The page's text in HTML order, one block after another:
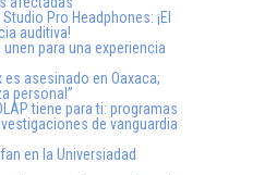
Pro Headphones: ¡El
auditiva!
unen para una experiencia
asesinado en Oaxaca;
personal”
tiene para ti: programas
de vanguardia
en la Universiadad